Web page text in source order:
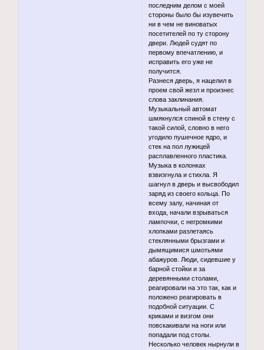
последним делом с моей
стороны было бы изувечить
ни в чем не виноватых
посетителей по ту сторону
двери. Людей судят по
первому впечатлению, и
исправить его уже не
получится.
Разнеся дверь, я нацелил в
проем свой жезл и произнес
слова заклинания.
Музыкальный автомат
шмякнулся спиной в стену с
такой силой, словно в него
угодило пушечное ядро, и
стек на пол лужицей
расплавленного пластика.
Музыка в колонках
взвизгнула и стихла. Я
шагнул в дверь и высвободил
заряд из своего кольца. По
всему залу, начиная от
входа, начали взрываться
лампочки, с негромкими
хлопками разлетаясь
стеклянными брызгами и
дымящимися шмотьями
абажуров. Люди, сидевшие у
барной стойки и за
деревянными столами,
реагировали на это так, как и
положено реагировать в
подобной ситуации. С
криками и визгом они
повскакивали на ноги или
попадали под столы.
Несколько человек нырнули в